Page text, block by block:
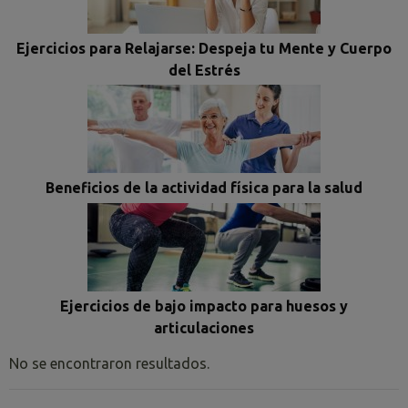
Ejercicios para Relajarse: Despeja tu Mente y Cuerpo
del Estrés
Beneficios de la actividad física para la salud
Ejercicios de bajo impacto para huesos y
articulaciones
No se encontraron resultados.